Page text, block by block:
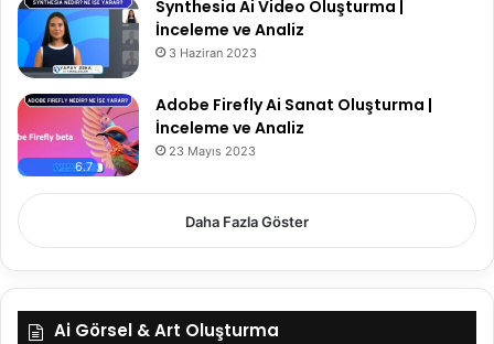
Synthesia Ai Video Oluşturma |
İnceleme ve Analiz
3 Haziran 2023
6.7
Adobe Firefly Ai Sanat Oluşturma |
İnceleme ve Analiz
23 Mayıs 2023
Daha Fazla Göster
Ai Görsel & Art Oluşturma